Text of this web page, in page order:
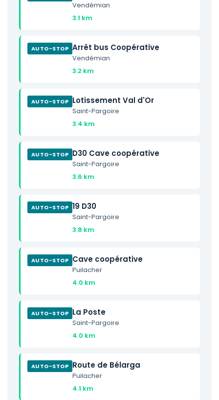
Vendémian
3.1 km
AUTO-STOP Arrêt bus Coopérative
Vendémian
3.2 km
AUTO-STOP Lotissement Val d'Or
Saint-Pargoire
3.4 km
AUTO-STOP D30 Cave coopérative
Saint-Pargoire
3.6 km
AUTO-STOP 19 D30
Saint-Pargoire
3.8 km
AUTO-STOP Cave coopérative
Puilacher
4.0 km
AUTO-STOP La Poste
Saint-Pargoire
4.0 km
AUTO-STOP Route de Bélarga
Puilacher
4.1 km